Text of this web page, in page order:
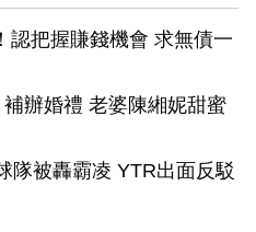
認把握賺錢機會 求無債一
辦婚禮 老婆陳緗妮甜蜜
隊被轟霸凌 YTR出面反駁